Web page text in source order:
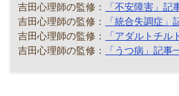
吉田心理師の監修：
「不安障害」記
吉田心理師の監修：
「統合失調症」
吉田心理師の監修：
「アダルトチル
吉田心理師の監修：
「うつ病」記事